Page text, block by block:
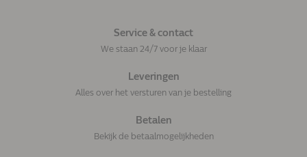
Service & contact
We staan 24/7 voor je klaar
Leveringen
Alles over het versturen van je bestelling
Betalen
Bekijk de betaalmogelijkheden